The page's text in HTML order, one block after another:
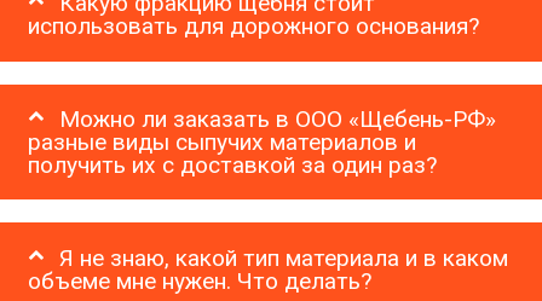
использовать для дорожного основания?
Можно ли заказать в ООО «Щебень-РФ»
разные виды сыпучих материалов и
получить их с доставкой за один раз?
Я не знаю, какой тип материала и в каком
объеме мне нужен. Что делать?